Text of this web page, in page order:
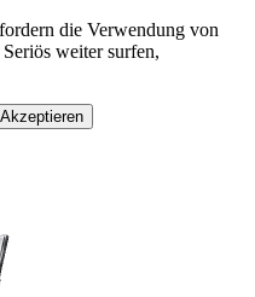
die Verwendung von
weiter surfen,
Akzeptieren